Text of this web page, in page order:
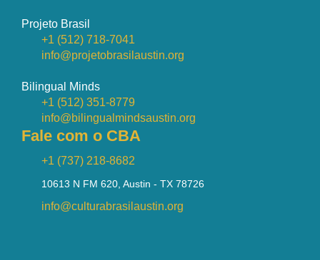
Projeto Brasil
+1 (512) 718-7041
info@projetobrasilaustin.org
Bilingual Minds
+1 (512) 351-8779
info@bilingualmindsaustin.org
Fale com o CBA
+1 (737) 218-8682
10613 N FM 620, Austin - TX 78726
info@culturabrasilaustin.org